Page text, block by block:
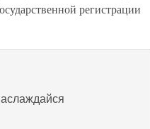
регистрации